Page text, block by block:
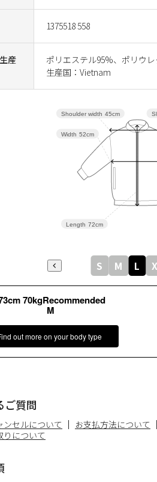
1375518 558
産
ポリエステル95%、ポリウ
生産国：Vietnam
ご質問
ンセルについて お支払方法について
りについて
70kgRecommended
M
out more on your body type
Length 72cm
Width 52cm
Shoulder width 45cm
S M L